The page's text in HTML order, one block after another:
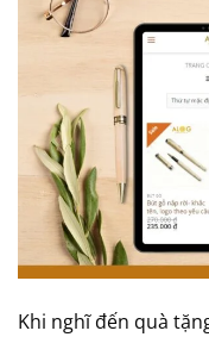
Khi nghĩ đến quà